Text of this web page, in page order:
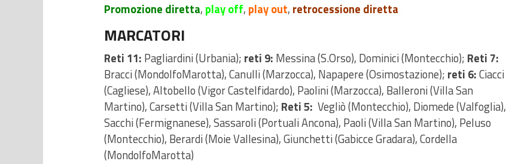
Promozione diretta, play off, play out, retrocessione diretta
MARCATORI
Reti 11: Pagliardini (Urbania); reti 9: Messina (S.Orso), Dominici (Montecchio); Reti 7:
Bracci (MondolfoMarotta), Canulli (Marzocca), Napapere (Osimostazione); reti 6:Ciacci
(Cagliese), Altobello (Vigor Castelfidardo), Paolini (Marzocca), Balleroni (Villa San
Martino), Carsetti (Villa San Martino); Reti 5: Vegliò (Montecchio), Diomede (Valfoglia),
Sacchi (Fermignanese), Sassaroli (Portuali Ancona), Paoli (Villa San Martino), Peluso
(Montecchio), Berardi (Moie Vallesina), Giunchetti (Gabicce Gradara), Cordella
(MondolfoMarotta)